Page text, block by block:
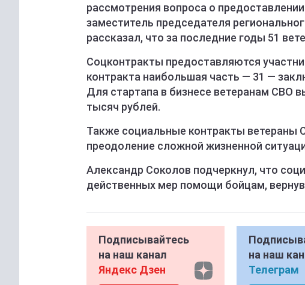
рассмотрения вопроса о
заместитель председателя
рассказал, что за последние годы 51
Соцконтракты предоставляются
контракта наибольшая часть — 31 —
Для стартапа в бизнесе ветеранам СВО
тысяч рублей.
Также социальные контракты ветераны
преодоление сложной жизненной
Александр Соколов подчеркнул, что
действенных мер помощи бойцам,
Подписывайтесь
на наш канал
Яндекс Дзен
на наш
Телеграм